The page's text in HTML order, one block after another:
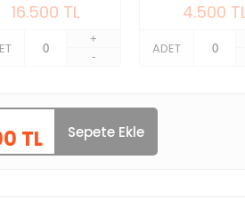
16.500 TL
+
-
4.500
ADET
TL Sepete Ekle